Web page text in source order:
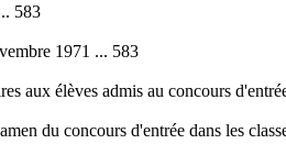
583
1971 ... 583
aux élèves admis au concours
du concours d'entrée dans les